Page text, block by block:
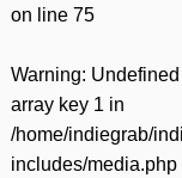
on line 75
Warning: Undefined
array key 1 in
/home/indiegrab/
includes/media.php